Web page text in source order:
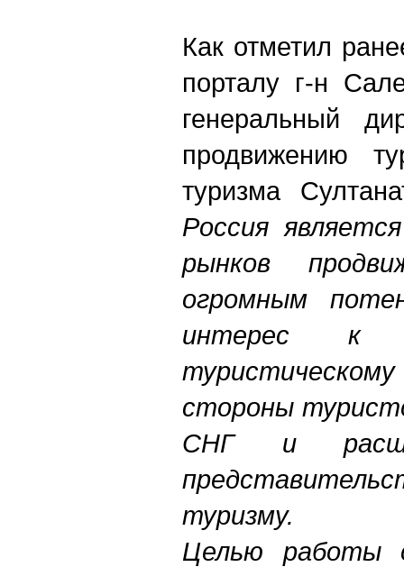
Как отметил
порталу г-н
генеральный
продвижению
туризма
Россия
рынков
огромным
интерес
стороны
СНГ и
туризму.
Целью работы